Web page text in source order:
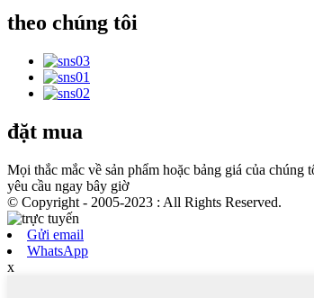
theo chúng tôi
đặt mua
Mọi thắc mắc về sản phẩm hoặc bảng giá của
yêu cầu ngay bây giờ
© Copyright - 2005-2023 : All Rights Reserved.
Gửi email
WhatsApp
x